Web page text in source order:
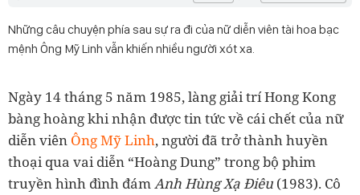
Những câu chuyện phía sau sự ra đi của nữ diễn viên tài hoa bạc
mệnh Ông Mỹ Linh vẫn khiến nhiều người xót xa.
Ngày 14 tháng 5 năm 1985, làng giải trí Hong Kong
bàng hoàng khi nhận được tin tức về cái chết của nữ
diễn viên Ông Mỹ Linh, người đã trở thành huyền
thoại qua vai diễn “Hoàng Dung” trong bộ phim
truyền hình đình đámAnh Hùng Xạ Điêu (1983). Cô